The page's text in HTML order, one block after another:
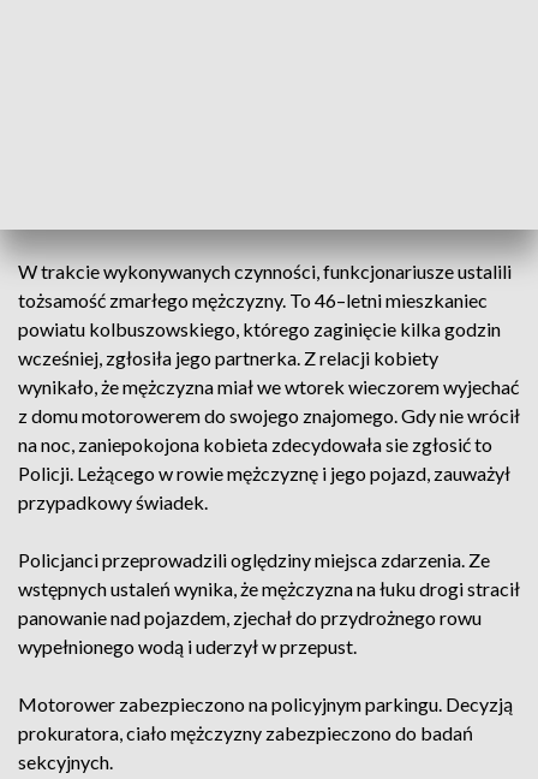
W trakcie wykonywanych czynności, funkcjonariusze ustalili
tożsamość zmarłego mężczyzny. To 46–letni mieszkaniec
powiatu kolbuszowskiego, którego zaginięcie kilka godzin
wcześniej, zgłosiła jego partnerka. Z relacji kobiety
wynikało, że mężczyzna miał we wtorek wieczorem wyjechać
z domu motorowerem do swojego znajomego. Gdy nie wrócił
na noc, zaniepokojona kobieta zdecydowała sie zgłosić to
Policji. Leżącego w rowie mężczyznę i jego pojazd, zauważył
przypadkowy świadek.
Policjanci przeprowadzili oględziny miejsca zdarzenia. Ze
wstępnych ustaleń wynika, że mężczyzna na łuku drogi stracił
panowanie nad pojazdem, zjechał do przydrożnego rowu
wypełnionego wodą i uderzył w przepust.
Motorower zabezpieczono na policyjnym parkingu. Decyzją
prokuratora, ciało mężczyzny zabezpieczono do badań
sekcyjnych.